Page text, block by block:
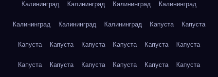
Калининград Калининград Калининград Калининград
Калининград Калининград Калининград Капуста Капуста
Капуста Капуста Капуста Капуста Капуста Капуста
Капуста Капуста Капуста Капуста Капуста Капуста